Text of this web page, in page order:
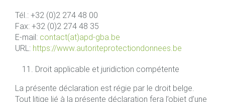
Tél.: +32 (0)2 274 48 00
Fax: +32 (0)2 274 48 35
E-mail: contact(at)apd-gba.be
URL: https://www.autoriteprotectiondonnees.be
Droit applicable et juridiction compétente
La présente déclaration est régie par le droit belge.
Tout litige lié à la présente déclaration fera l’objet d’une